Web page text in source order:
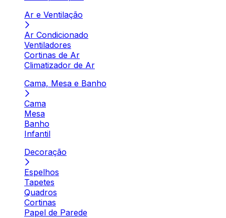
Ar e Ventilação
Ar Condicionado
Ventiladores
Cortinas de Ar
Climatizador de Ar
Cama, Mesa e Banho
Cama
Mesa
Banho
Infantil
Decoração
Espelhos
Tapetes
Quadros
Cortinas
Papel de Parede